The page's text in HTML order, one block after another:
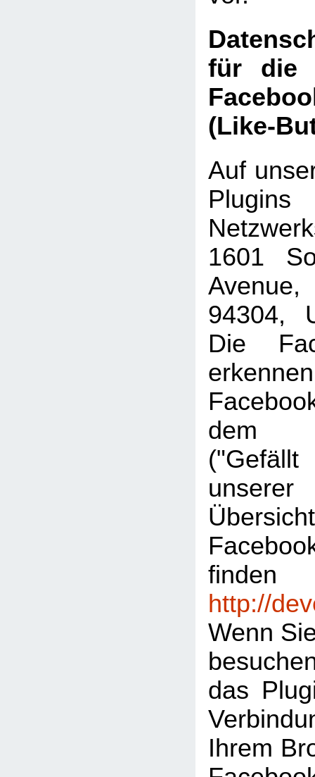
für die
(Like-
Auf
Plugins
1601
94304,
Die
dem
http://
Wenn
das
Ihrem